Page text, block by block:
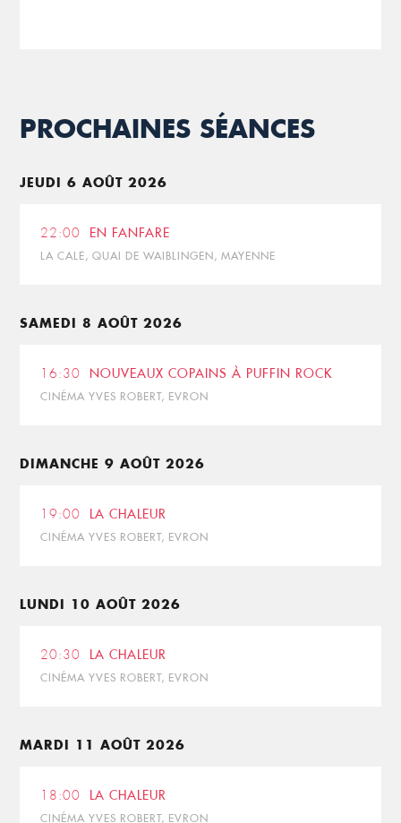
PROCHAINES SÉANCES
JEUDI 6 AOÛT 2026
22:00 EN FANFARE
LA CALE, QUAI DE WAIBLINGEN, MAYENNE
SAMEDI 8 AOÛT 2026
16:30 NOUVEAUX COPAINS À PUFFIN ROCK
CINÉMA YVES ROBERT, EVRON
DIMANCHE 9 AOÛT 2026
19:00 LA CHALEUR
CINÉMA YVES ROBERT, EVRON
LUNDI 10 AOÛT 2026
20:30 LA CHALEUR
CINÉMA YVES ROBERT, EVRON
MARDI 11 AOÛT 2026
18:00 LA CHALEUR
CINÉMA YVES ROBERT, EVRON